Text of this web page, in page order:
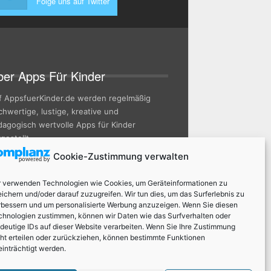
Cookie-Zustimmung verwalten
verwenden Technologien wie Cookies, um Geräteinformationen zu
und/oder darauf zuzugreifen. Wir tun dies, um das Surferlebnis zu
und um personalisierte Werbung anzuzeigen. Wenn Sie diesen
zustimmen, können wir Daten wie das Surfverhalten oder
IDs auf dieser Website verarbeiten. Wenn Sie Ihre Zustimmung
erteilen oder zurückziehen, können bestimmte Funktionen
werden.
Apps Für Kinder
AppsfuerKinder.de werden regelmäßig
lustige, kreative und
wertvolle Apps für Kinder